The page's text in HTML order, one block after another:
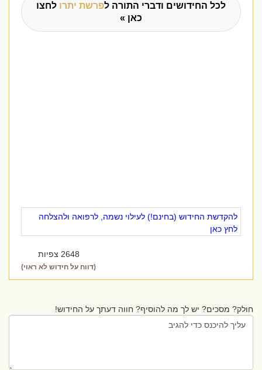
לכל החידושים ודברי התורה לפרשת יתרולחצו
כאן »
להקדשת החידוש (בחינם!) לעילוי נשמה, לרפואה ולהצלחה
לחץ כאן
2648 צפיות
(דווח על חידוש לא ראוי)
חולק? מסכים? יש לך מה להוסיף? חווה דעתך על החידוש!